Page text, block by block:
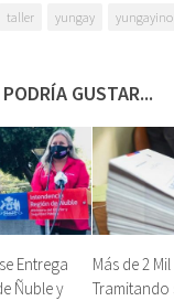
taller yungay yungayino
GUSTAR...
Entrega
Ñuble y
Más de 2
Tramitando